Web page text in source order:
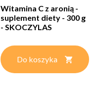
Witamina C z aronią -
suplement diety - 300 g
- SKOCZYLAS
Do koszyka